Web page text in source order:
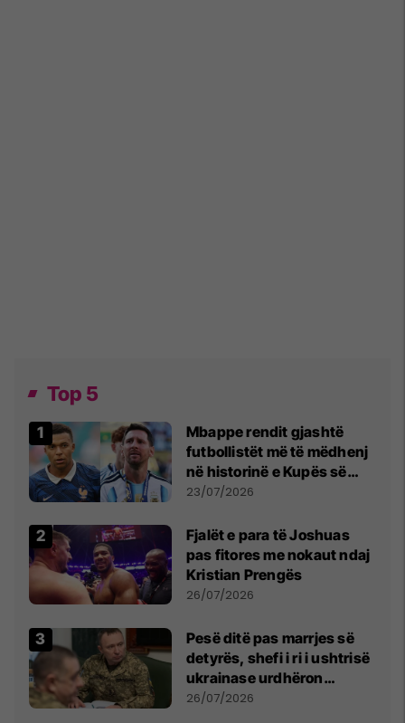
Top 5
Mbappe rendit gjashtë
futbollistët më të mëdhenj
në historinë e Kupës së
Botës, Messi mbetet i dyti
23/07/2026
Fjalët e para të Joshuas
pas fitores me nokaut ndaj
Kristian Prengës
26/07/2026
Pesë ditë pas marrjes së
detyrës, shefi i ri i ushtrisë
ukrainase urdhëron
kontroll të madh
26/07/2026